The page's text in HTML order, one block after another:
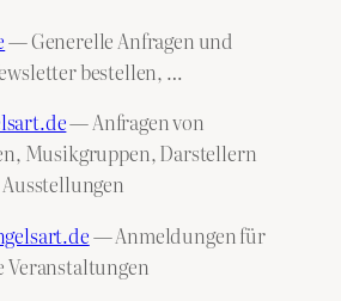
— Generelle Anfragen und
bestellen, …
— Anfragen von
Musikgruppen, Darstellern
— Anmeldungen für